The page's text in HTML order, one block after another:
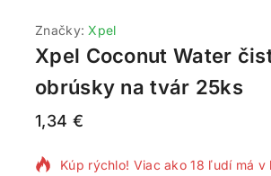
Značky: Xpel
Xpel Coconut Water
obrúsky na tvár 25ks
1,34 €
11 produktov predaných za
Kúp rýchlo! Viac ako 18 ľudí má v